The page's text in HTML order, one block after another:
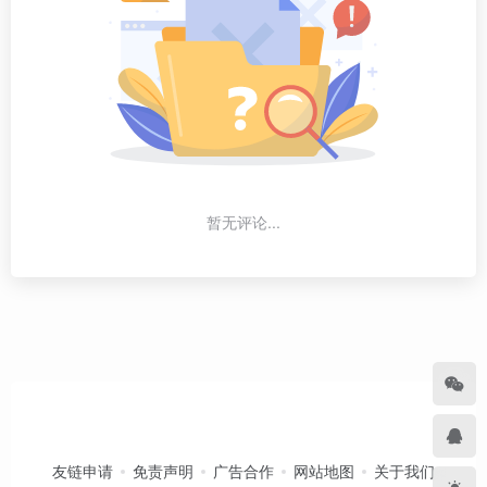
暂无评论...
友链申请 免责声明 广告合作 网站地图 关于我们